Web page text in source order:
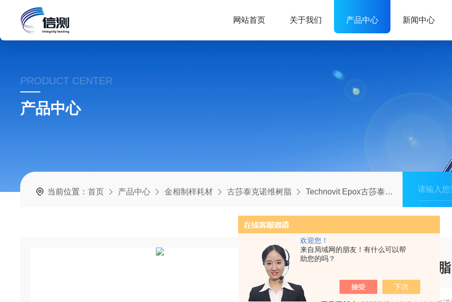
欢迎您！
来自局域网的朋友！有什么可以帮
助您的吗？
网站首页 关于我们 产品中心 新闻中心
PRODUCT CENTER
产品中心
当前位置：首页 产品中心 金相制样耗材 古莎泰克诺维树脂 Technovit Epox古莎泰克诺维环氧树脂
古莎泰克诺维环氧树脂